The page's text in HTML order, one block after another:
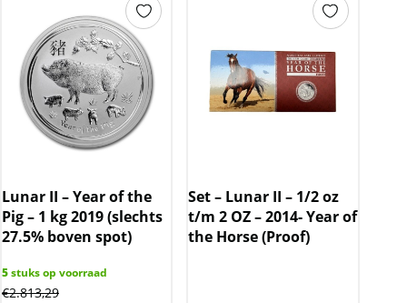
Lunar II – Year of the
Pig – 1 kg 2019 (slechts
27.5% boven spot)
5stuks op voorraad
€2.813,29
Set – Lunar II – 1/2 oz
t/m 2 OZ – 2014- Year of
the Horse (Proof)